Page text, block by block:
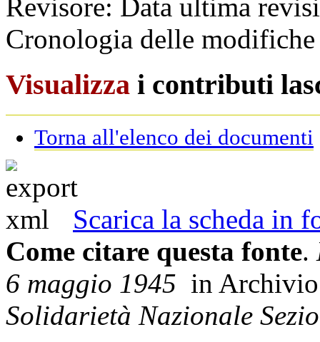
Revisore: Data ultima
Cronologia delle
Visualizza i contributi
Torna all'elenco dei documenti
Scarica la scheda in
Come citare questa fonte.
6 maggio 1945 in
Solidarietà Nazionale